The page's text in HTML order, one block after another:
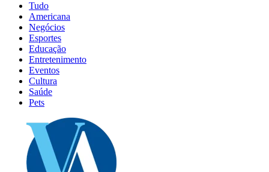
Tudo
Americana
Negócios
Esportes
Educação
Entretenimento
Eventos
Cultura
Saúde
Pets
Explore Tudo
Últimas Notícias
Previsão do Tempo
Dia a Dia & Lazer